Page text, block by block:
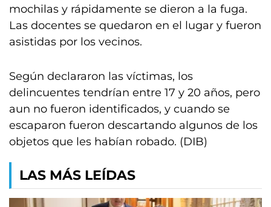
mochilas y rápidamente se dieron a la fuga.
Las docentes se quedaron en el lugar y fueron
asistidas por los vecinos.
Según declararon las víctimas, los
delincuentes tendrían entre 17 y 20 años, pero
aun no fueron identificados, y cuando se
escaparon fueron descartando algunos de los
objetos que les habían robado. (DIB)
LAS MÁS LEÍDAS